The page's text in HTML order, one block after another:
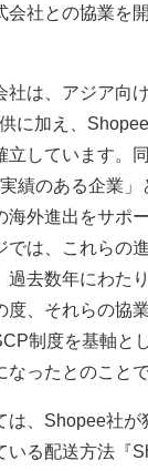
会社との協業を
社は、アジア向
に加え、
立しています。
績のある企業」
海外進出をサポ
では、これらの
過去数年にわた
度、それらの協
制度を基軸と
ったとのことで
は、Shopee社が
いる配送方法『